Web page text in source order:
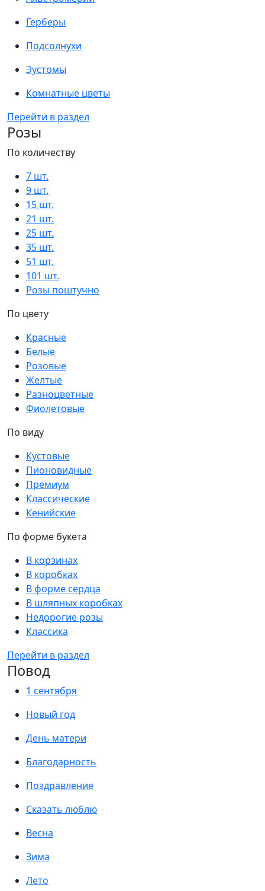
Герберы
Подсолнухи
Эустомы
Комнатные цветы
Перейти в раздел
Розы
По количеству
7 шт.
9 шт.
15 шт.
21 шт.
25 шт.
35 шт.
51 шт.
101 шт.
Розы поштучно
По цвету
Красные
Белые
Розовые
Желтые
Разноцветные
Фиолетовые
По виду
Кустовые
Пионовидные
Премиум
Классические
Кенийские
По форме букета
В корзинах
В коробках
В форме сердца
В шляпных коробках
Недорогие розы
Классика
Перейти в раздел
Повод
1 сентября
Новый год
День матери
Благодарность
Поздравление
Сказать люблю
Весна
Зима
Лето